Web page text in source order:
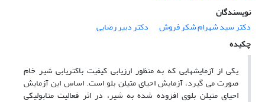
نویسندگان
دکتر سید شهرام شکر فروش
دکتر دبیر رضایی
چکیده
یکی از آزمایشهایی که به منظور ارزیابی کیفیت باکتریابی شیر خام
صورت می گیرد، آزمایش احیای متیلن بلو است. اساس این آزمایش
احیای متیلن بلوی افزوده شده به شیر، در اثر فعالیت متابولیکی